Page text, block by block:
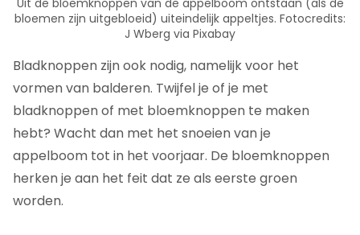
Uit de bloemknoppen van de appelboom ontstaan (als de
bloemen zijn uitgebloeid) uiteindelijk appeltjes. Fotocredits:
J Wberg via Pixabay
Bladknoppen zijn ook nodig, namelijk voor het
vormen van balderen. Twijfel je of je met
bladknoppen of met bloemknoppen te maken
hebt? Wacht dan met het snoeien van je
appelboom tot in het voorjaar. De bloemknoppen
herken je aan het feit dat ze als eerste groen
worden.